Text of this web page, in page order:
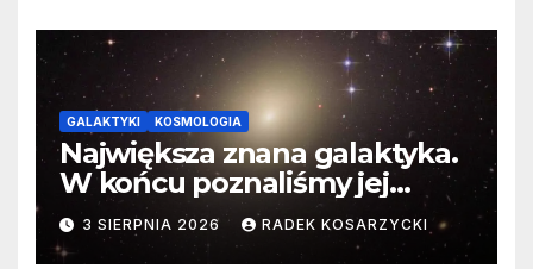
GALAKTYKI KOSMOLOGIA
Największa znana galaktyka.
W końcu poznaliśmy jej
faktyczne wymiary
3 SIERPNIA 2026 RADEK KOSARZYCKI